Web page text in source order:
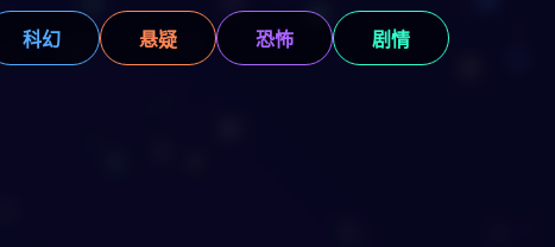
科幻 悬疑 恐怖 剧情